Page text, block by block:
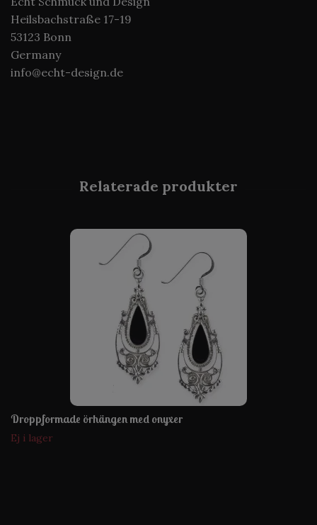
Heilsbachstraße 17-19
53123 Bonn
Germany
info@echt-design.de
Droppformade örhängen med onyxer
Ej i lager